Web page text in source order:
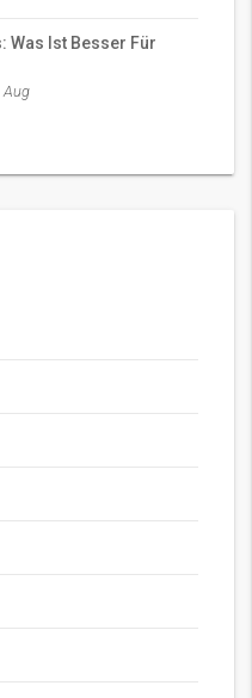
Was Ist Besser Für
Aug